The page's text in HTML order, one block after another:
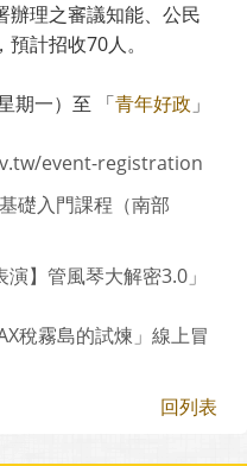
辦理之審議知能、公民
計招收70人。
期一）至 「青年好政 」
event-registration
礎入門課程（南部
】管風琴大解密3.0」
稅霧島的試煉」線上冒
回列表